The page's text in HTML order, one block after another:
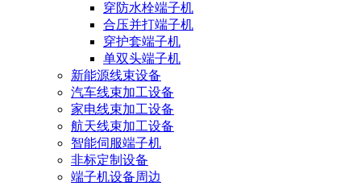
穿防水栓端子机
合压并打端子机
穿护套端子机
单双头端子机
新能源线束设备
汽车线束加工设备
家电线束加工设备
航天线束加工设备
智能伺服端子机
非标定制设备
端子机设备周边